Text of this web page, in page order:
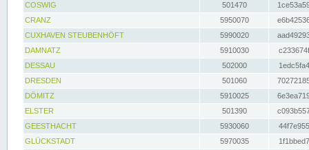
COSWIG
501470
CRANZ
5950070
CUXHAVEN STEUBENHÖFT
5990020
DAMNATZ
5910030
DESSAU
502000
DRESDEN
501060
DÖMITZ
5910025
ELSTER
501390
GEESTHACHT
5930060
GLÜCKSTADT
5970035